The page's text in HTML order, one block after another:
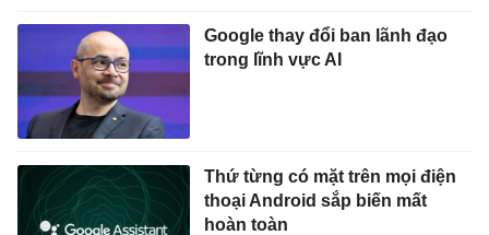
Google thay đổi ban lãnh đạo
trong lĩnh vực AI
Thứ từng có mặt trên mọi điện
thoại Android sắp biến mất
hoàn toàn